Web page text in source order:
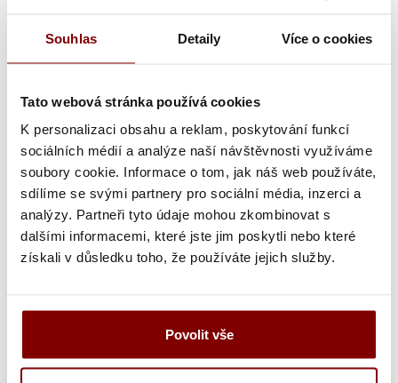
Souhlas Detaily Více o cookies
Tato webová stránka používá cookies
K personalizaci obsahu a reklam, poskytování funkcí
sociálních médií a analýze naší návštěvnosti využíváme
soubory cookie. Informace o tom, jak náš web používáte,
sdílíme se svými partnery pro sociální média, inzerci a
analýzy. Partneři tyto údaje mohou zkombinovat s
dalšími informacemi, které jste jim poskytli nebo které
získali v důsledku toho, že používáte jejich služby.
Povolit vše
Grafická úprava loga a vyšití + 29.59€
Vyšitie loga + 5.10€
Vyšití textu + 5.10€
Grafická úprava a vyšitie (logo + text) + 34.69€
Vyšitie loga a textu (bez grafickej úpravy) +